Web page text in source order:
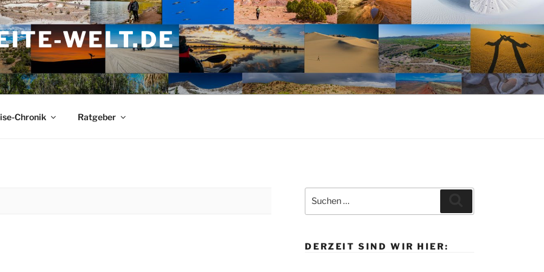
WELT.DE
Chronik Ratgeber
nach:
DERZEIT SIND WIR HIER: